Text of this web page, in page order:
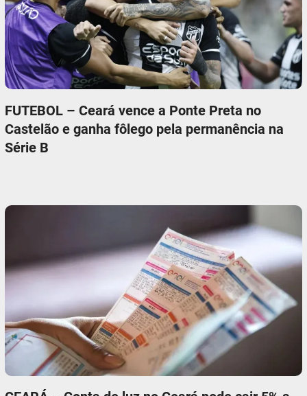
FUTEBOL – Ceará vence a Ponte Preta no
Castelão e ganha fôlego pela permanência na
Série B